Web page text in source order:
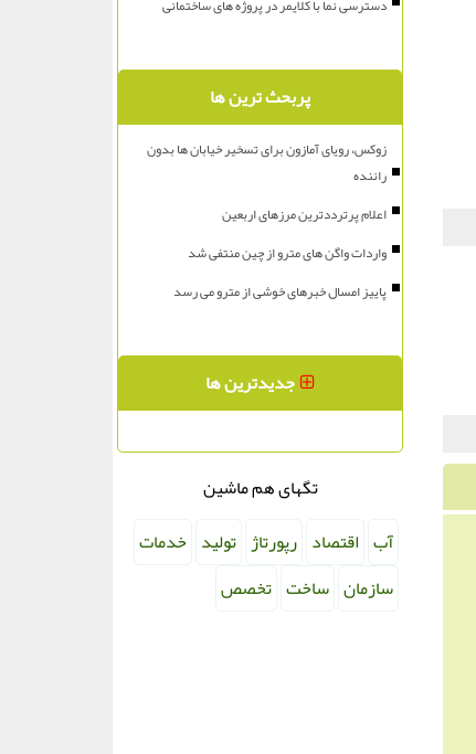
دسترسی نما با کلایمر در پروژه های ساختمانی
پربحث ترین ها
زوکس، رویای آمازون برای تسخیر خیابان ها بدون
راننده
اعلام پرترددترین مرزهای اربعین
واردات واگن های مترو از چین منتفی شد
پاییز امسال خبرهای خوشی از مترو می رسد
جدیدترین ها
تگهای هم ماشین
آب اقتصاد رپورتاژ تولید خدمات
سازمان ساخت تخصص